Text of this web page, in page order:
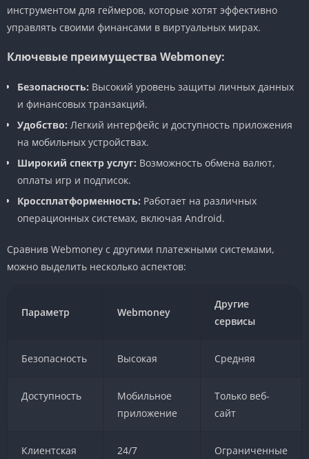
инструментом для геймеров, которые хотят эффективно
управлять своими финансами в виртуальных мирах.
Ключевые преимущества Webmoney:
Безопасность: Высокий уровень защиты личных данных
и финансовых транзакций.
Удобство: Легкий интерфейс и доступность приложения
на мобильных устройствах.
Широкий спектр услуг: Возможность обмена валют,
оплаты игр и подписок.
Кроссплатформенность: Работает на различных
операционных системах, включая Android.
Сравнив Webmoney с другими платежными системами,
можно выделить несколько аспектов:
Параметр Webmoney
Другие
сервисы
Безопасность Высокая Средняя
Доступность
Мобильное
приложение
Только веб-
сайт
Клиентская 24/7 Ограниченные